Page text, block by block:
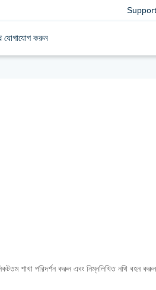
Support
যোগাযোগ করুন
শাখা পরিদর্শন করুন এবং নিম্নলিখিত নথি বহন